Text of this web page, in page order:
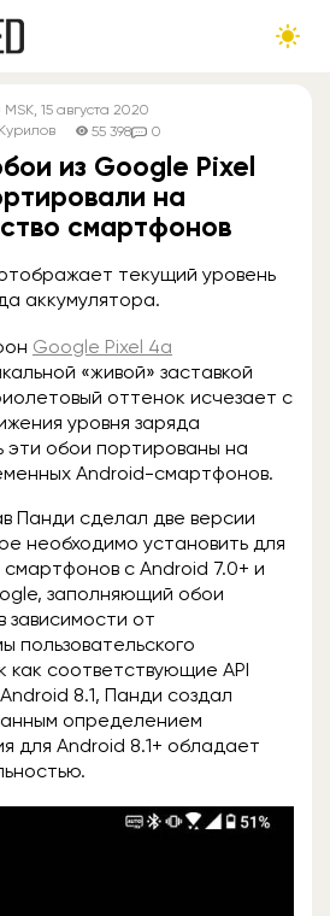
MSK, 15 августа 2020
55 398 0
из Google Pixel
на
смартфонов
текущий уровень
аккумулятора.
Google Pixel 4a
«живой» заставкой
оттенок исчезает с
уровня заряда
обои портированы на
Android-смартфонов.
Панди сделал две версии
необходимо установить для
с Android 7.0+ и
заполняющий обои
зависимости от
пользовательского
как соответствующие API
8.1, Панди создал
определением
для Android 8.1+ обладает